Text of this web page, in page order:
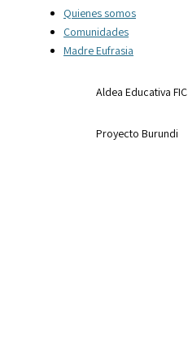
Quienes somos
Comunidades
Madre Eufrasia
Aldea Educativa FIC
Proyecto Burundi